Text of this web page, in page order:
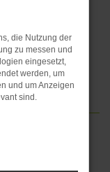
die Nutzung der
zu messen und
eingesetzt,
werden, um
und um Anzeigen
sind.